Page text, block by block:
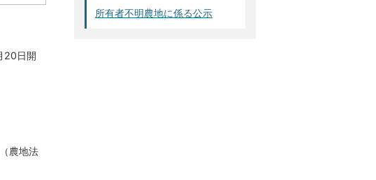
20日開
農地法
所有者不明農地に係る公示